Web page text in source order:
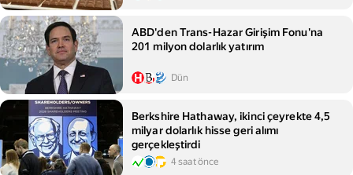
ABD'den Trans-Hazar Girişim Fonu'na
201 milyon dolarlık yatırım
Dün
Berkshire Hathaway, ikinci çeyrekte 4,5
milyar dolarlık hisse geri alımı
gerçekleştirdi
4 saat önce